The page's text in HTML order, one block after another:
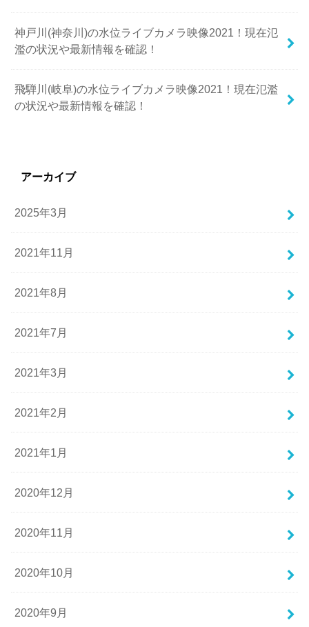
神戸川(神奈川)の水位ライブカメラ映像2021！現在氾
濫の状況や最新情報を確認！
飛騨川(岐阜)の水位ライブカメラ映像2021！現在氾濫
の状況や最新情報を確認！
アーカイブ
2025年3月
2021年11月
2021年8月
2021年7月
2021年3月
2021年2月
2021年1月
2020年12月
2020年11月
2020年10月
2020年9月